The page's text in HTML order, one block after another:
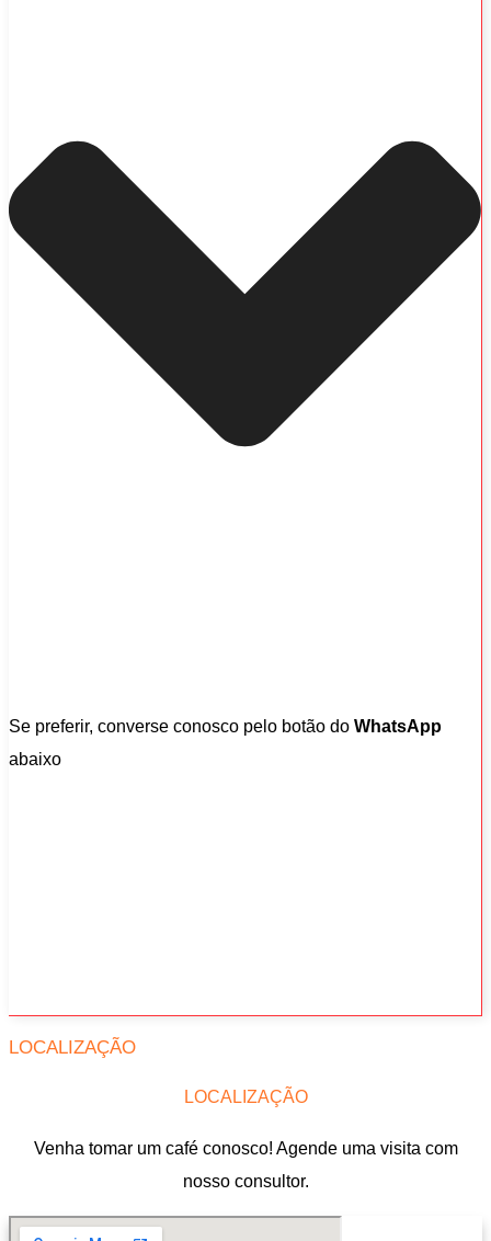
Se preferir, converse conosco pelo botão do WhatsApp
abaixo
LOCALIZAÇÃO
LOCALIZAÇÃO
Venha tomar um café conosco! Agende uma visita com
nosso consultor.